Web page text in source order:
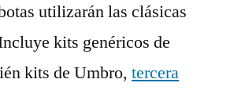
utilizarán las clásicas
kits genéricos de
kits de Umbro, tercera